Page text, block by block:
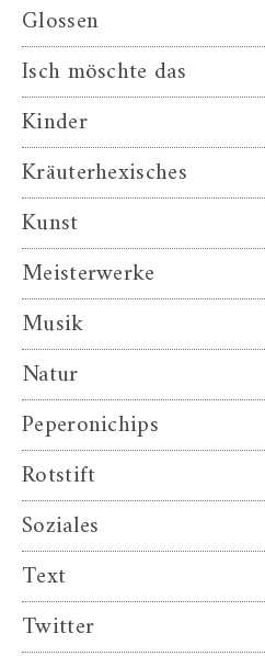
Glossen
Isch möschte das
Kinder
Kräuterhexisches
Kunst
Meisterwerke
Musik
Natur
Peperonichips
Rotstift
Soziales
Text
Twitter